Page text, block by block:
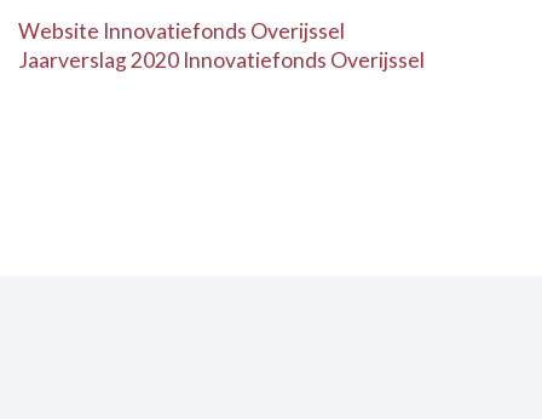
Website Innovatiefonds Overijssel
Jaarverslag 2020 Innovatiefonds Overijssel